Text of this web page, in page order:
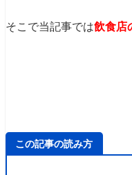
そこで当記事では飲食店
この記事の読み方